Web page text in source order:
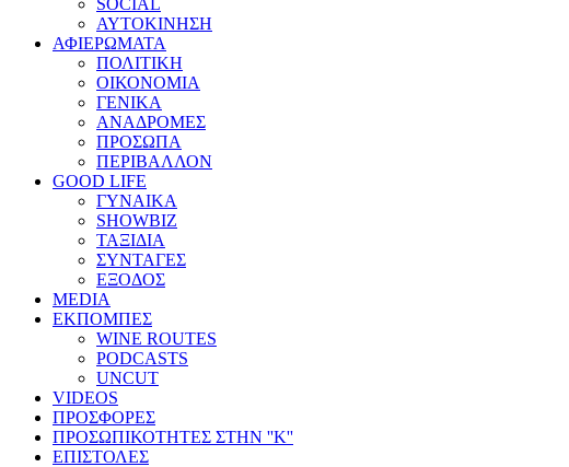
SOCIAL
ΑΥΤΟΚΙΝΗΣΗ
ΑΦΙΕΡΩΜΑΤΑ
ΠΟΛΙΤΙΚΗ
ΟΙΚΟΝΟΜΙΑ
ΓΕΝΙΚΑ
ΑΝΑΔΡΟΜΕΣ
ΠΡΟΣΩΠΑ
ΠΕΡΙΒΑΛΛΟΝ
GOOD LIFE
ΓΥΝΑΙΚΑ
SHOWBIZ
ΤΑΞΙΔΙΑ
ΣΥΝΤΑΓΕΣ
ΕΞΟΔΟΣ
MEDIA
ΕΚΠΟΜΠΕΣ
WINE ROUTES
PODCASTS
UNCUT
VIDEOS
ΠΡΟΣΦΟΡΕΣ
ΠΡΟΣΩΠΙΚΟΤΗΤΕΣ ΣΤΗΝ ''Κ''
ΕΠΙΣΤΟΛΕΣ